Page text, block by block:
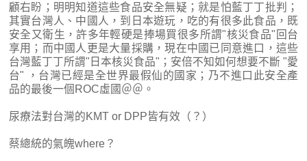
顧右盼；明明知道這些食品安全無疑；就是怕藍丁丁批判；
其實台灣人、中國人，到日本遊玩，吃的有很多此食品，既
安全又衛生，許多年輕硬是捧場買很多所謂"核災食品"回台
享用；而中國人更是大量採購，現在中國已同意進口，這些
台灣藍丁丁所謂"日本核災食品"；安倍不知如何想要不斷 "愛
台" ，台灣已經是全世界最假仙的國家；乃不進口此安全產
品的最後一個ROC虛國＠＠。
尿療法對台灣的KMT or DPP皆有效（？）
蔡總統的氣魄where？